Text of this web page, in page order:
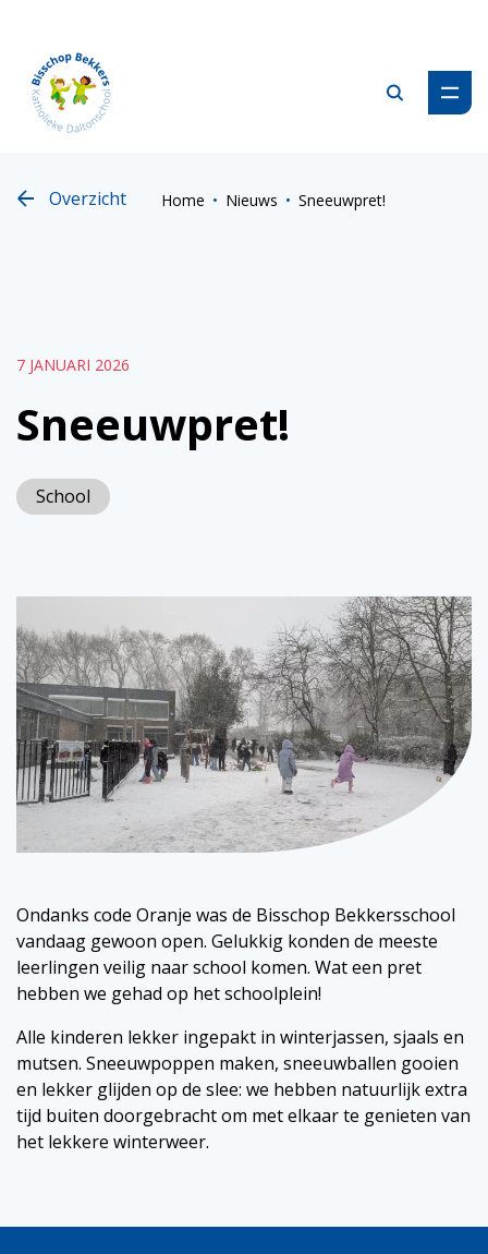
Zoeken
Overzicht Home Nieuws Sneeuwpret!
7 JANUARI 2026
Sneeuwpret!
School
Ondanks code Oranje was de Bisschop Bekkersschool
vandaag gewoon open. Gelukkig konden de meeste
leerlingen veilig naar school komen. Wat een pret
hebben we gehad op het schoolplein!
Alle kinderen lekker ingepakt in winterjassen, sjaals en
mutsen. Sneeuwpoppen maken, sneeuwballen gooien
en lekker glijden op de slee: we hebben natuurlijk extra
tijd buiten doorgebracht om met elkaar te genieten van
het lekkere winterweer.